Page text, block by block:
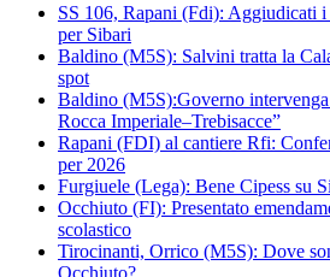
SS 106, Rapani (Fdi): Aggiudicati
per Sibari
Baldino (M5S): Salvini tratta la
spot
Baldino (M5S):Governo intervenga
Rocca Imperiale–Trebisacce”
Rapani (FDI) al cantiere Rfi:
per 2026
Furgiuele (Lega): Bene Cipess su
Occhiuto (FI): Presentato
scolastico
Tirocinanti, Orrico (M5S): Dove
Occhiuto?